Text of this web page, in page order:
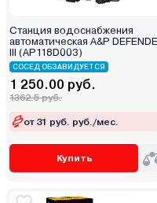
Станция водоснабжения
автоматическая A&P
III (AP118D003)
СОСЕД ОБЗАВИДУЕТСЯ
1 250.00 руб.
1362.5 руб.
от 31 руб. руб./мес.
Купить